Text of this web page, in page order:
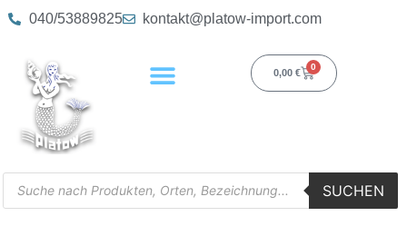
040/53889825 kontakt@platow-import.com
0,00 €
0
SUCHEN